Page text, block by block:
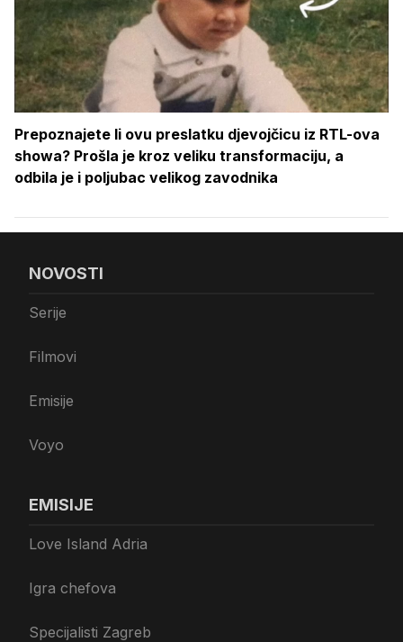
Prepoznajete li ovu preslatku djevojčicu iz RTL-ova
showa? Prošla je kroz veliku transformaciju, a
odbila je i poljubac velikog zavodnika
NOVOSTI
Serije
Filmovi
Emisije
Voyo
EMISIJE
Love Island Adria
Igra chefova
Specijalisti Zagreb